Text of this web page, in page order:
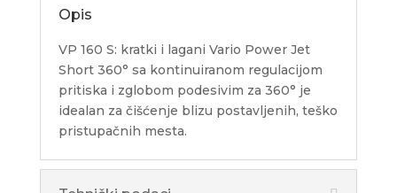
Opis
VP 160 S: kratki i lagani Vario Power Jet
Short 360° sa kontinuiranom regulacijom
pritiska i zglobom podesivim za 360° je
idealan za čišćenje blizu postavljenih, teško
pristupačnih mesta.